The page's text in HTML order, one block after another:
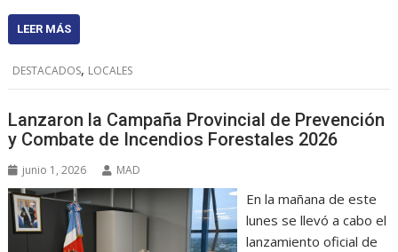
LEER MÁS
DESTACADOS, LOCALES
Lanzaron la Campaña Provincial de Prevención
y Combate de Incendios Forestales 2026
junio 1, 2026 MAD
En la mañana de este
lunes se llevó a cabo el
lanzamiento oficial de